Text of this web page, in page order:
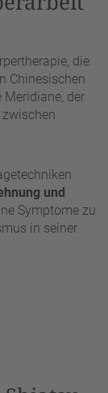
die
Chinesischen
der
und
Symptome zu
in seiner